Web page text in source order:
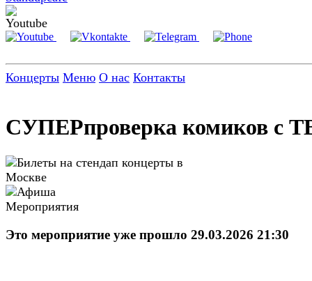
Концерты Меню О нас Контакты
СУПЕРпроверка комиков с
Это мероприятие уже прошло 29.03.2026 21:30